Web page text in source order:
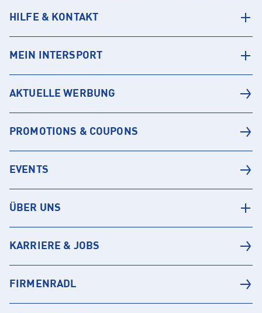
HILFE & KONTAKT
MEIN INTERSPORT
AKTUELLE WERBUNG
PROMOTIONS & COUPONS
EVENTS
ÜBER UNS
KARRIERE & JOBS
FIRMENRADL